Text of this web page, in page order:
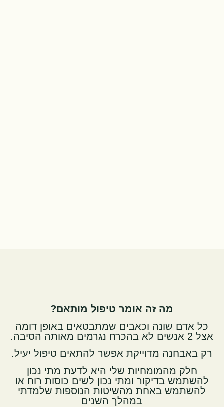
מה זה אומר טיפול מותאם?
כל אדם שונה וכאבים שמתבטאים באופן דומה
לא בהכרח נגרמים מאותה הסיבה.
רק באבחנה מדוייקת אפשר להתאים טיפול יעיל.
חלק מהמומחיות שלי היא לדעת מתי נכון
להשתמש בדיקור ומתי נכון לשים כוסות רוח או
להשתמש באחת מהשיטות הנוספות שלמדתי
במהלך השנים